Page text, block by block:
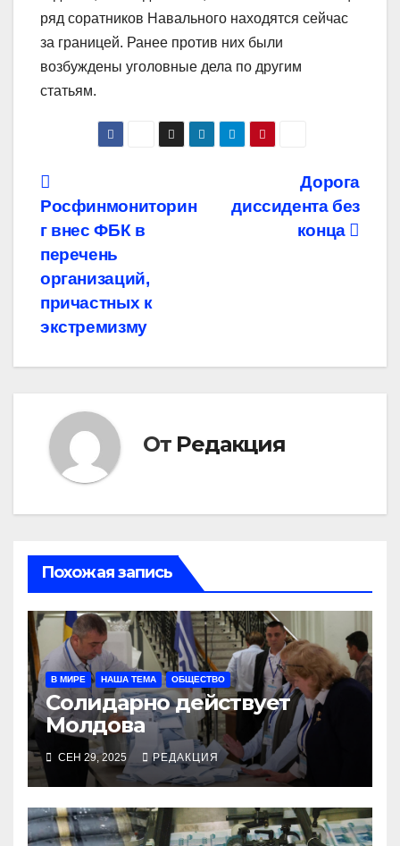
ряд соратников Навального находятся сейчас
за границей. Ранее против них были
возбуждены уголовные дела по другим
статьям.
Навигация
по
записям
Дорога
диссидента без
конца
Росфинмониторин
г внес ФБК в
перечень
организаций,
причастных к
экстремизму
От Редакция
Похожая запись
В МИРЕ НАША ТЕМА ОБЩЕСТВО
Солидарно действует
Молдова
СЕН 29, 2025 РЕДАКЦИЯ